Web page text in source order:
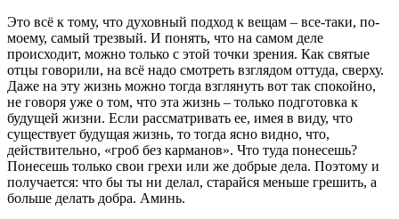
Это всё к тому, что духовный подход к вещам – все-таки, по-
моему, самый трезвый. И понять, что на самом деле
происходит, можно только с этой точки зрения. Как святые
отцы говорили, на всё надо смотреть взглядом оттуда, сверху.
Даже на эту жизнь можно тогда взглянуть вот так спокойно,
не говоря уже о том, что эта жизнь – только подготовка к
будущей жизни. Если рассматривать ее, имея в виду, что
существует будущая жизнь, то тогда ясно видно, что,
действительно, «гроб без карманов». Что туда понесешь?
Понесешь только свои грехи или же добрые дела. Поэтому и
получается: что бы ты ни делал, старайся меньше грешить, а
больше делать добра. Аминь.